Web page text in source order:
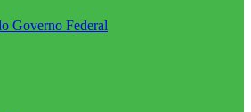
Governo Federal